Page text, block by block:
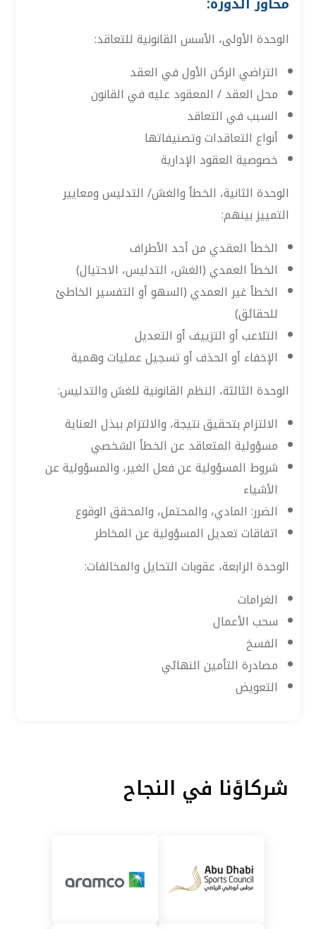
الوحدة الأولى، الأسس القانونية للتعاقد:
التراضي الركن الأول في العقد
محل العقد / المعقود عليه في القانون
السبب في التعاقد
أنواع التعاقدات وتصنيفاتها
خصوصية العقود الإدارية
الوحدة الثانية، الخطأ والغش/ التدليس ومعايير
التمييز بينهم:
الخطأ العقدي من أحد الأطراف
الخطأ العمدي (الغش، التدليس، الاحتيال)
الخطأ غير العمدي (السهو أو التفسير الخاطئ
للحقائق)
التلاعب أو التزييف أو التعديل
الإخفاء أو الحذف أو تسجيل عمليات وهمية
الوحدة الثالثة، النظم القانونية للغش والتدليس:
الالتزام بتحقيق نتيجة، والالتزام ببذل العناية
مسؤولية المتعاقد عن الخطأ الشخصي
شروط المسؤولية عن فعل الغير، والمسؤولية عن
الأشياء
الضرر: المادي، والمحتمل، والمحقق الوقوع
اتفاقات تعديل المسؤولية عن المخاطر
الوحدة الرابعة، عقوبات التحايل والمخالفات:
الغرامات
سحب الأعمال
الفسخ
مصادرة التأمين النهائي
التعويض
شركاؤنا في النجاح